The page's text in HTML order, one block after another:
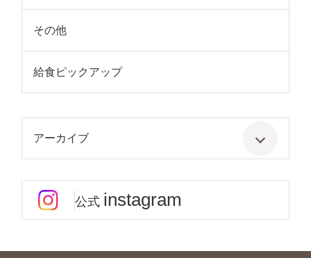
その他
給食ピックアップ
アーカイブ
公式 instagram